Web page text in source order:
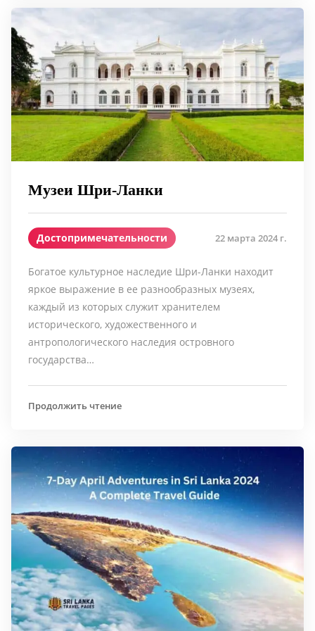
Музеи Шри-Ланки
Достопримечательности 22 марта 2024 г.
Богатое культурное наследие Шри-Ланки находит
яркое выражение в ее разнообразных музеях,
каждый из которых служит хранителем
исторического, художественного и
антропологического наследия островного
государства…
Продолжить чтение